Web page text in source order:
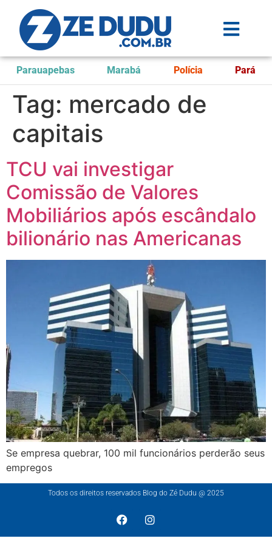
Parauapebas Marabá Polícia Pará
Tag: mercado de
capitais
TCU vai investigar
Comissão de Valores
Mobiliários após escândalo
bilionário nas Americanas
Se empresa quebrar, 100 mil funcionários perderão seus
empregos
Todos os direitos reservados Blog do Zé Dudu @ 2025